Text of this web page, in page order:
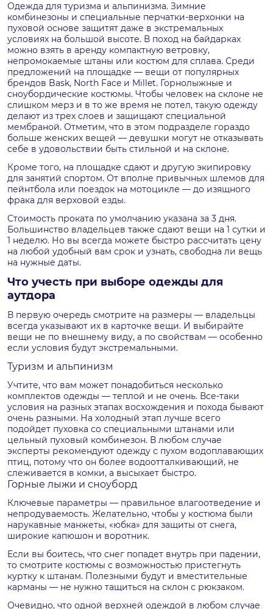
Одежда для туризма и альпинизма. Зимние
комбинезоны и специальные перчатки-верхонки на
пуховой основе защитят даже в экстремальных
условиях на большой высоте. В поход на байдарках
можно взять в аренду компактную ветровку,
непромокаемые штаны или костюм для сплава. Среди
предложений на площадке — вещи от популярных
брендов Bask, North Face и Millet. Горнолыжные и
сноубордические костюмы. Чтобы человек на склоне не
слишком мерз и в то же время не потел, такую одежду
делают из трех слоев и защищают специальной
мембраной. Отметим, что в этом подразделе гораздо
больше женских вещей — девушки могут не отказывать
себе в удовольствии быть стильной и на склоне.
Кроме того, на площадке сдают и другую экипировку
для занятий спортом. От вполне привычных шлемов для
пейнтбола или поездок на мотоцикле — до изящного
фрака для верховой езды.
Стоимость проката по умолчанию указана за 3 дня.
Большинство владельцев также сдают вещи на 1 сутки и
1 неделю. Но вы всегда можете быстро рассчитать цену
на любой удобный вам срок и узнать, свободна ли вещь
на нужные даты.
Что учесть при выборе одежды для
аутдора
В первую очередь смотрите на размеры — владельцы
всегда указывают их в карточке вещи. И выбирайте
вещи не по внешнему виду, а по свойствам — особенно
если условия будут экстремальными.
Туризм и альпинизм
Учтите, что вам может понадобиться несколько
комплектов одежды — теплой и не очень. Все-таки
условия на разных этапах восхождения и похода бывают
очень разными. На холодный этап лучше всего
подойдет пуховка со специальными штанами или
цельный пуховый комбинезон. В любом случае
эксперты рекомендуют одежду с пухом водоплавающих
птиц, потому что он более водоотталкивающий, не
слеживается в комки, а высыхает быстро.
Горные лыжи и сноуборд
Ключевые параметры — правильное влагоотведение и
непродуваемость. Желательно, чтобы у костюма были
нарукавные манжеты, «юбка» для защиты от снега,
широкие капюшон и воротник.
Если вы боитесь, что снег попадет внутрь при падении,
то смотрите костюмы с возможностью пристегнуть
куртку к штанам. Полезными будут и вместительные
карманы — не нужно тащиться на склон с рюкзаком.
Очевидно, что одной верхней одеждой в любом случае